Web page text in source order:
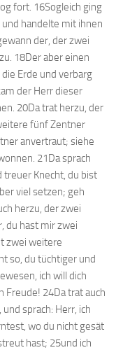
fort. 16Sogleich ging
handelte mit ihnen
der, der zwei
18Der aber einen
Erde und verbarg
der Herr dieser
20Da trat herzu, der
fünf Zentner
anvertraut; siehe
21Da sprach
treuer Knecht, du bist
viel setzen; geh
herzu, der zwei
du hast mir zwei
zwei weitere
so, du tüchtiger und
ich will dich
Freude! 24Da trat auch
sprach: Herr, ich
wo du nicht gesät
hast; 25und ich